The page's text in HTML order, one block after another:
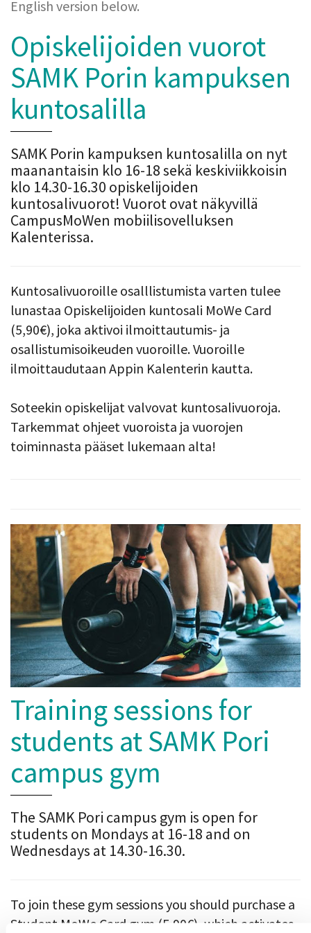
English version below.
Opiskelijoiden vuorot
SAMK Porin kampuksen
kuntosalilla
SAMK Porin kampuksen kuntosalilla on nyt
maanantaisin klo 16-18 sekä keskiviikkoisin
klo 14.30-16.30 opiskelijoiden
kuntosalivuorot! Vuorot ovat näkyvillä
CampusMoWen mobiilisovelluksen
Kalenterissa.
Kuntosalivuoroille osalllistumista varten tulee
lunastaa Opiskelijoiden kuntosali MoWe Card
(5,90€), joka aktivoi ilmoittautumis- ja
osallistumisoikeuden vuoroille. Vuoroille
ilmoittaudutaan Appin Kalenterin kautta.
Soteekin opiskelijat valvovat kuntosalivuoroja.
Tarkemmat ohjeet vuoroista ja vuorojen
toiminnasta pääset lukemaan alta!
Training sessions for
students at SAMK Pori
campus gym
The SAMK Pori campus gym is open for
students on Mondays at 16-18 and on
Wednesdays at 14.30-16.30.
To join these gym sessions you should purchase a
Student MoWe Card gym (5,90€), which activates